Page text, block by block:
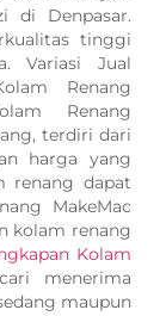
di Denpasar.
tinggi
Variasi Jual
Renang
Renang
terdiri dari
harga yang
renang dapat
MakeMac
kolam renang
Kolam
menerima
maupun